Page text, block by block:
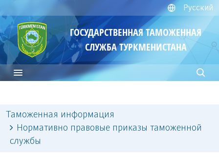
Русский
ГОСУДАРСТВЕННАЯ ТАМОЖЕННАЯ
СЛУЖБА ТУРКМЕНИСТАНА
Таможенная информация
Нормативно правовые приказы таможенной
службы